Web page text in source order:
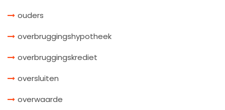
ouders
overbruggingshypotheek
overbruggingskrediet
oversluiten
overwaarde